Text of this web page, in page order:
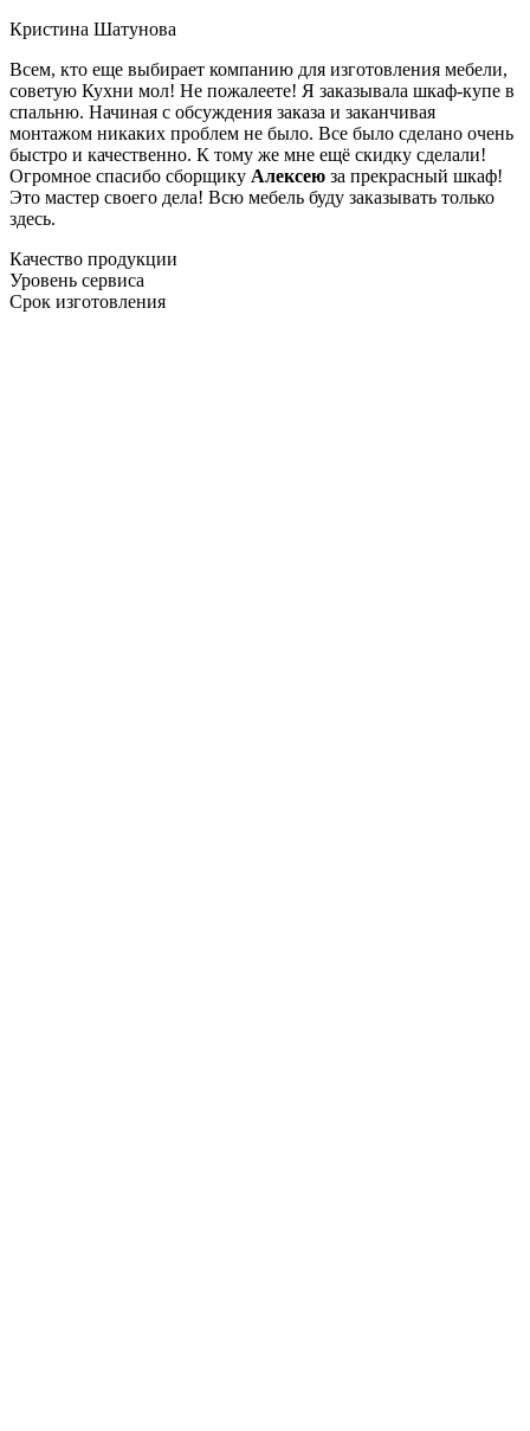
Кристина Шатунова
Всем, кто еще выбирает компанию для изготовления мебели,
советую Кухни мол! Не пожалеете! Я заказывала шкаф-купе в
спальню. Начиная с обсуждения заказа и заканчивая
монтажом никаких проблем не было. Все было сделано очень
быстро и качественно. К тому же мне ещё скидку сделали!
Огромное спасибо сборщику Алексею за прекрасный шкаф!
Это мастер своего дела! Всю мебель буду заказывать только
здесь.
Качество продукции
Уровень сервиса
Срок изготовления